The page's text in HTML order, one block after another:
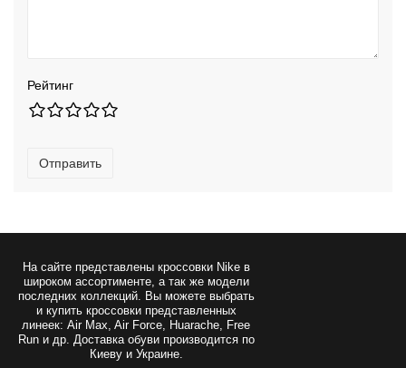
Рейтинг
Отправить
На сайте представлены кроссовки Nikeв
широком ассортименте, а так же модели
последних коллекций. Вы можете выбрать
и купить кроссовки представленных
линеек: Air Max, Air Force, Huarache, Free
Run и др. Доставка обуви производится по
Киеву и Украине.